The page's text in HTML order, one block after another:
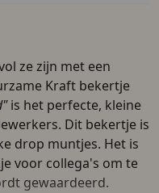
ze zijn met een
Kraft bekertje
is het perfecte, kleine
Dit bekertje is
drop muntjes. Het is
voor collega's om te
gewaardeerd.